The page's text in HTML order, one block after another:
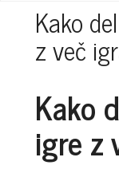
Kako
z več
Kako
igre z